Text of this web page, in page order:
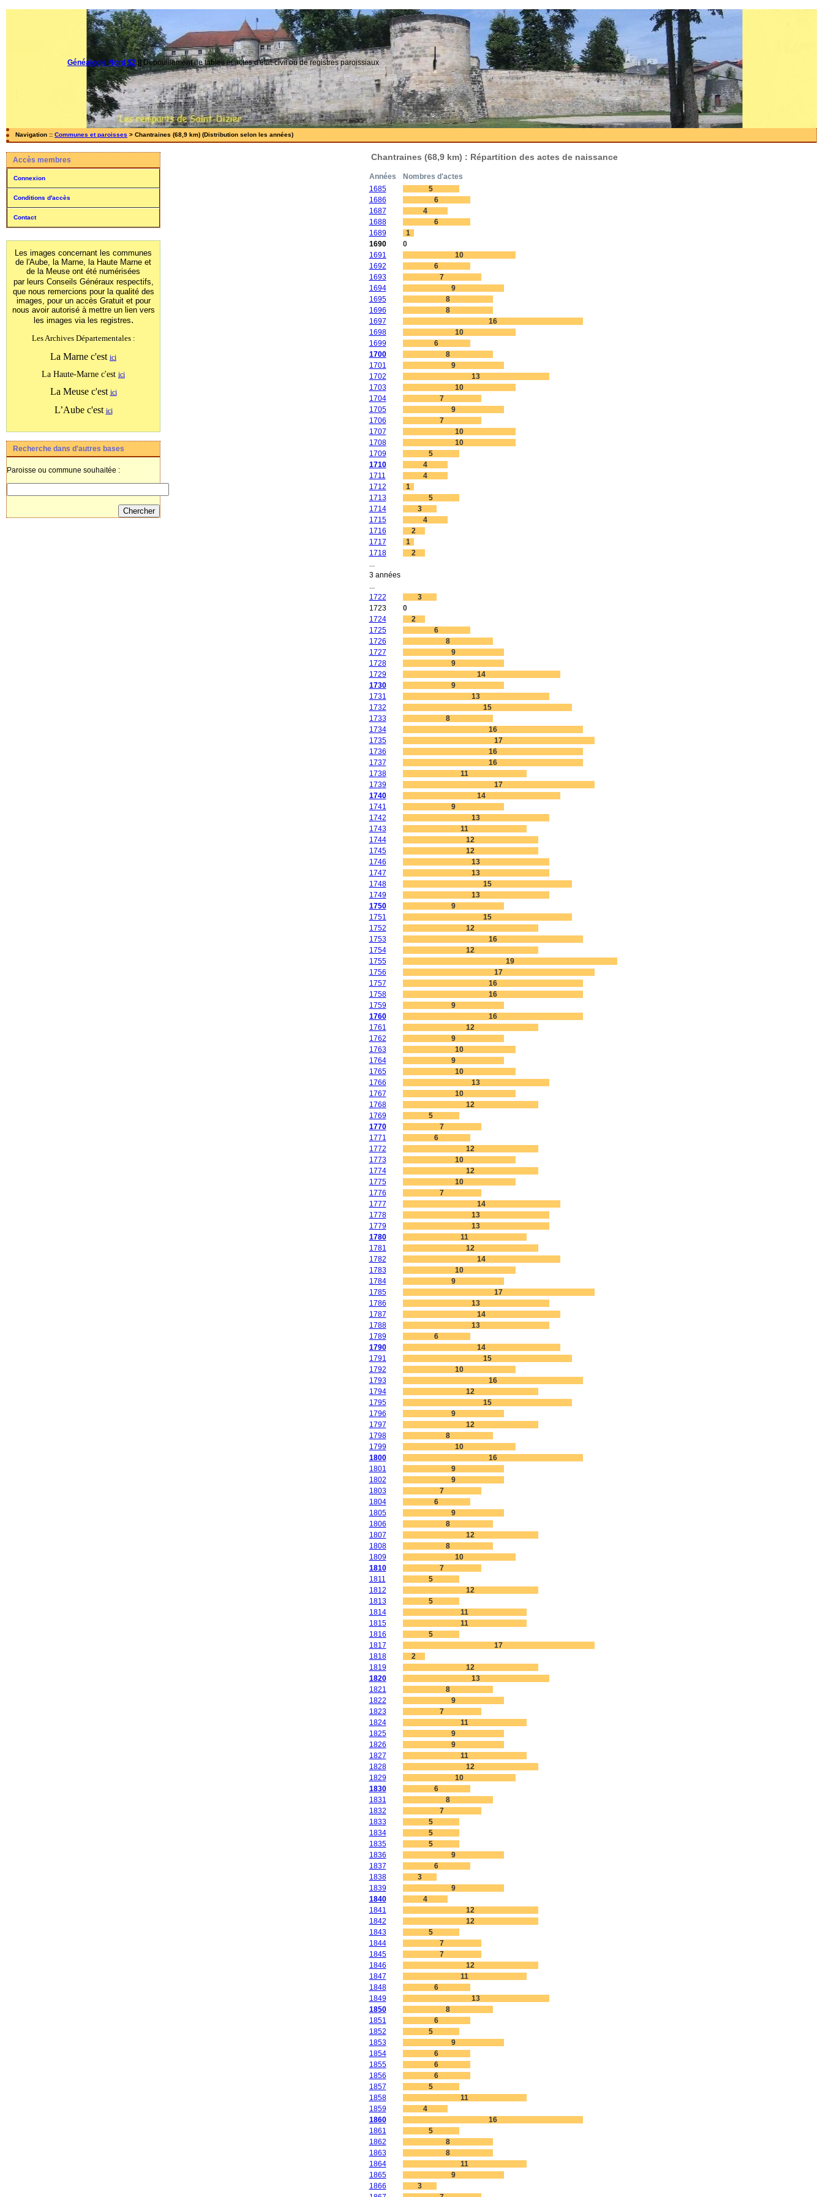
Généalogie Nord 52|| Dépouillement de tables et actes d'état-civil ou de registres paroissiaux
Navigation :: Communes et paroisses > Chantraines (68,9 km) (Distribution selon les années)
Accès membres
Connexion
Conditions d'accès
Contact
Les images concernant les communes
de l'Aube, la Marne, la Haute Marne et
de la Meuse ont été numérisées
par leurs Conseils Généraux respectifs,
que nous remercions pour la qualité des
images, pour un accès Gratuit et pour
nous avoir autorisé à mettre un lien vers
les images via les registres.
Les Archives Départementales :
La Marne c'est ici
La Haute-Marne c'est ici
La Meuse c'est ici
L’Aube c'est ici
Recherche dans d'autres bases
Paroisse ou commune souhaitée :
Chantraines (68,9 km) : Répartition des actes de naissance
Années
Nombres d'actes
1685
5
1686
6
1687
4
1688
6
1689
1
1690
0
1691
10
1692
6
1693
7
1694
9
1695
8
1696
8
1697
16
1698
10
1699
6
1700
8
1701
9
1702
13
1703
10
1704
7
1705
9
1706
7
1707
10
1708
10
1709
5
1710
4
1711
4
1712
1
1713
5
1714
3
1715
4
1716
2
1717
1
1718
2
3 années
1722
3
1723
0
1724
2
1725
6
1726
8
1727
9
1728
9
1729
14
1730
9
1731
13
1732
15
1733
8
1734
16
1735
17
1736
16
1737
16
1738
11
1739
17
1740
14
1741
9
1742
13
1743
11
1744
12
1745
12
1746
13
1747
13
1748
15
1749
13
1750
9
1751
15
1752
12
1753
16
1754
12
1755
19
1756
17
1757
16
1758
16
1759
9
1760
16
1761
12
1762
9
1763
10
1764
9
1765
10
1766
13
1767
10
1768
12
1769
5
1770
7
1771
6
1772
12
1773
10
1774
12
1775
10
1776
7
1777
14
1778
13
1779
13
1780
11
1781
12
1782
14
1783
10
1784
9
1785
17
1786
13
1787
14
1788
13
1789
6
1790
14
1791
15
1792
10
1793
16
1794
12
1795
15
1796
9
1797
12
1798
8
1799
10
1800
16
1801
9
1802
9
1803
7
1804
6
1805
9
1806
8
1807
12
1808
8
1809
10
1810
7
1811
5
1812
12
1813
5
1814
11
1815
11
1816
5
1817
17
1818
2
1819
12
1820
13
1821
8
1822
9
1823
7
1824
11
1825
9
1826
9
1827
11
1828
12
1829
10
1830
6
1831
8
1832
7
1833
5
1834
5
1835
5
1836
9
1837
6
1838
3
1839
9
1840
4
1841
12
1842
12
1843
5
1844
7
1845
7
1846
12
1847
11
1848
6
1849
13
1850
8
1851
6
1852
5
1853
9
1854
6
1855
6
1856
6
1857
5
1858
11
1859
4
1860
16
1861
5
1862
8
1863
8
1864
11
1865
9
1866
3